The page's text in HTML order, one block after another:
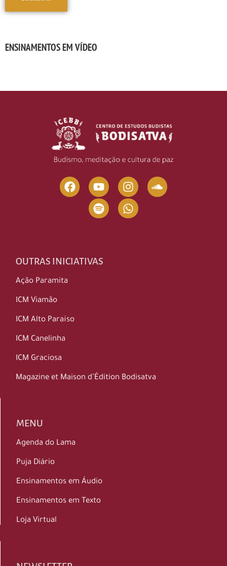
ENSINAMENTOS EM VÍDEO
OUTRAS INICIATIVAS
Ação Paramita
ICM Viamão
ICM Alto Paraíso
ICM Canelinha
ICM Graciosa
Magazine et Maison d’Édition Bodisatva
MENU
Agenda do Lama
Puja Diário
Ensinamentos em Áudio
Ensinamentos em Texto
Loja Virtual